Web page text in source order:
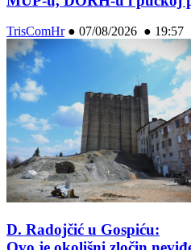
TrisComHr● 07/08/2026 ● 19:57
D. Radojčić u Gospiću: